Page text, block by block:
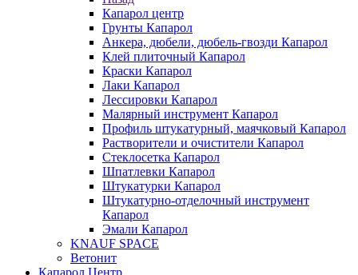
Капарол центр
Грунты Капарол
Анкера, дюбели, дюбель-гвозди Капарол
Клей плиточный Капарол
Краски Капарол
Лаки Капарол
Лессировки Капарол
Малярный инструмент Капарол
Профиль штукатурный, маячковый Капарол
Растворители и очистители Капарол
Cтеклосетка Капарол
Шпатлевки Капарол
Штукатурки Капарол
Штукатурно-отделочный инструмент
Капарол
Эмали Капарол
KNAUF SPACE
Ветонит
Капарол Центр